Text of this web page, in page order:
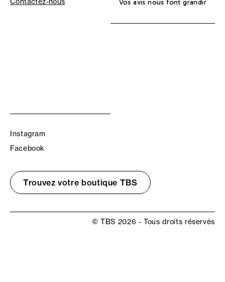
Vos avis nous font grandir
Instagram
Facebook
Trouvez votre boutique TBS
© TBS 2026 - Tous droits réservés